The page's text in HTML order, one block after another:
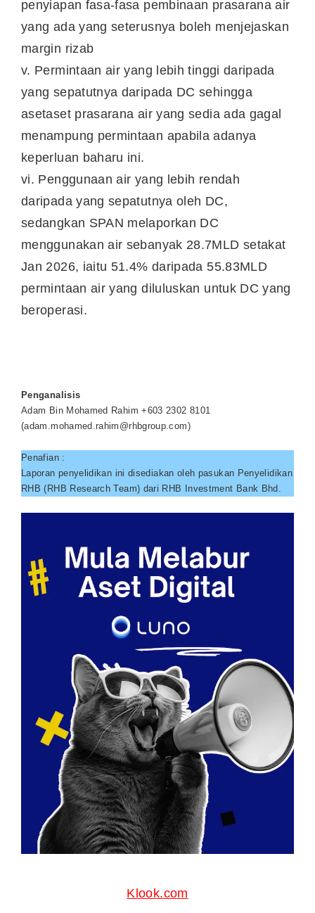
penyiapan fasa-fasa pembinaan prasarana air
yang ada yang seterusnya boleh menjejaskan
margin rizab
v. Permintaan air yang lebih tinggi daripada
yang sepatutnya daripada DC sehingga
asetaset prasarana air yang sedia ada gagal
menampung permintaan apabila adanya
keperluan baharu ini.
vi. Penggunaan air yang lebih rendah
daripada yang sepatutnya oleh DC,
sedangkan SPAN melaporkan DC
menggunakan air sebanyak 28.7MLD setakat
Jan 2026, iaitu 51.4% daripada 55.83MLD
permintaan air yang diluluskan untuk DC yang
beroperasi.
Penganalisis
Adam Bin Mohamed Rahim +603 2302 8101
(adam.mohamed.rahim@rhbgroup.com)
Penafian :
Laporan penyelidikan ini disediakan oleh pasukan Penyelidikan
RHB (RHB Research Team) dari RHB Investment Bank Bhd.
Klook.com